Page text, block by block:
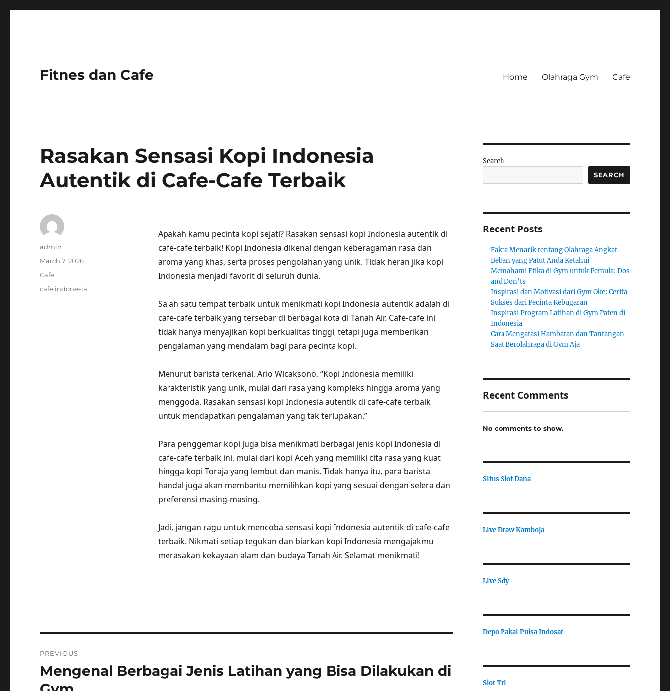
Fitnes dan Cafe Home Olahraga Gym Cafe
Rasakan Sensasi Kopi Indonesia
Autentik di Cafe-Cafe Terbaik
Apakah kamu pecinta kopi sejati? Rasakan sensasi kopi Indonesia autentik di
cafe-cafe terbaik! Kopi Indonesia dikenal dengan keberagaman rasa dan
aroma yang khas, serta proses pengolahan yang unik. Tidak heran jika kopi
Indonesia menjadi favorit di seluruh dunia.
Salah satu tempat terbaik untuk menikmati kopi Indonesia autentik adalah di
cafe-cafe terbaik yang tersebar di berbagai kota di Tanah Air. Cafe-cafe ini
tidak hanya menyajikan kopi berkualitas tinggi, tetapi juga memberikan
pengalaman yang mendalam bagi para pecinta kopi.
Menurut barista terkenal, Ario Wicaksono, “Kopi Indonesia memiliki
karakteristik yang unik, mulai dari rasa yang kompleks hingga aroma yang
menggoda. Rasakan sensasi kopi Indonesia autentik di cafe-cafe terbaik
untuk mendapatkan pengalaman yang tak terlupakan.”
Para penggemar kopi juga bisa menikmati berbagai jenis kopi Indonesia di
cafe-cafe terbaik ini, mulai dari kopi Aceh yang memiliki cita rasa yang kuat
hingga kopi Toraja yang lembut dan manis. Tidak hanya itu, para barista
handal juga akan membantu memilihkan kopi yang sesuai dengan selera dan
preferensi masing-masing.
Jadi, jangan ragu untuk mencoba sensasi kopi Indonesia autentik di cafe-cafe
terbaik. Nikmati setiap tegukan dan biarkan kopi Indonesia mengajakmu
merasakan kekayaan alam dan budaya Tanah Air. Selamat menikmati!
Author
admin
Posted
March 7, 2026
Categories
Cafe
Tags
cafe indonesia
navigation
PREVIOUS
Previous
post:
Mengenal Berbagai Jenis Latihan yang Bisa Dilakukan di
Search
SEARCH
Recent Posts
Fakta Menarik tentang Olahraga Angkat
Beban yang Patut Anda Ketahui
Memahami Etika di Gym untuk Pemula: Dos
and Don’ts
Inspirasi dan Motivasi dari Gym Oke: Cerita
Sukses dari Pecinta Kebugaran
Inspirasi Program Latihan di Gym Paten di
Indonesia
Cara Mengatasi Hambatan dan Tantangan
Saat Berolahraga di Gym Aja
Recent Comments
No comments to show.
Situs Slot Dana
Live Draw Kamboja
Live Sdy
Depo Pakai Pulsa Indosat
Slot Tri